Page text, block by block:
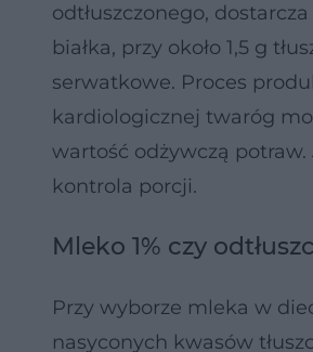
odtłuszczonego,
białka, przy około 1,5 g
serwatkowe. Proces
kardiologicznej twaróg
wartość odżywczą
kontrola porcji.
Mleko 1% czy
Przy wyborze mleka w
nasyconych kwasów